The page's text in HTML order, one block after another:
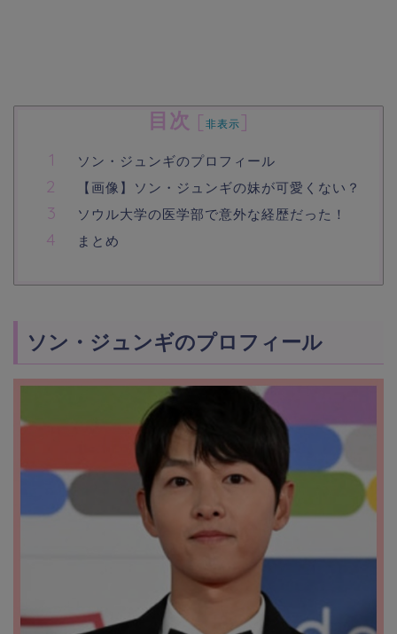
目次 [ 非表示]
ソン・ジュンギのプロフィール
【画像】ソン・ジュンギの妹が可愛くない？
ソウル大学の医学部で意外な経歴だった！
まとめ
ソン・ジュンギのプロフィール